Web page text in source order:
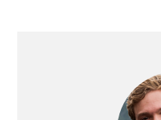
PRINCIPALE